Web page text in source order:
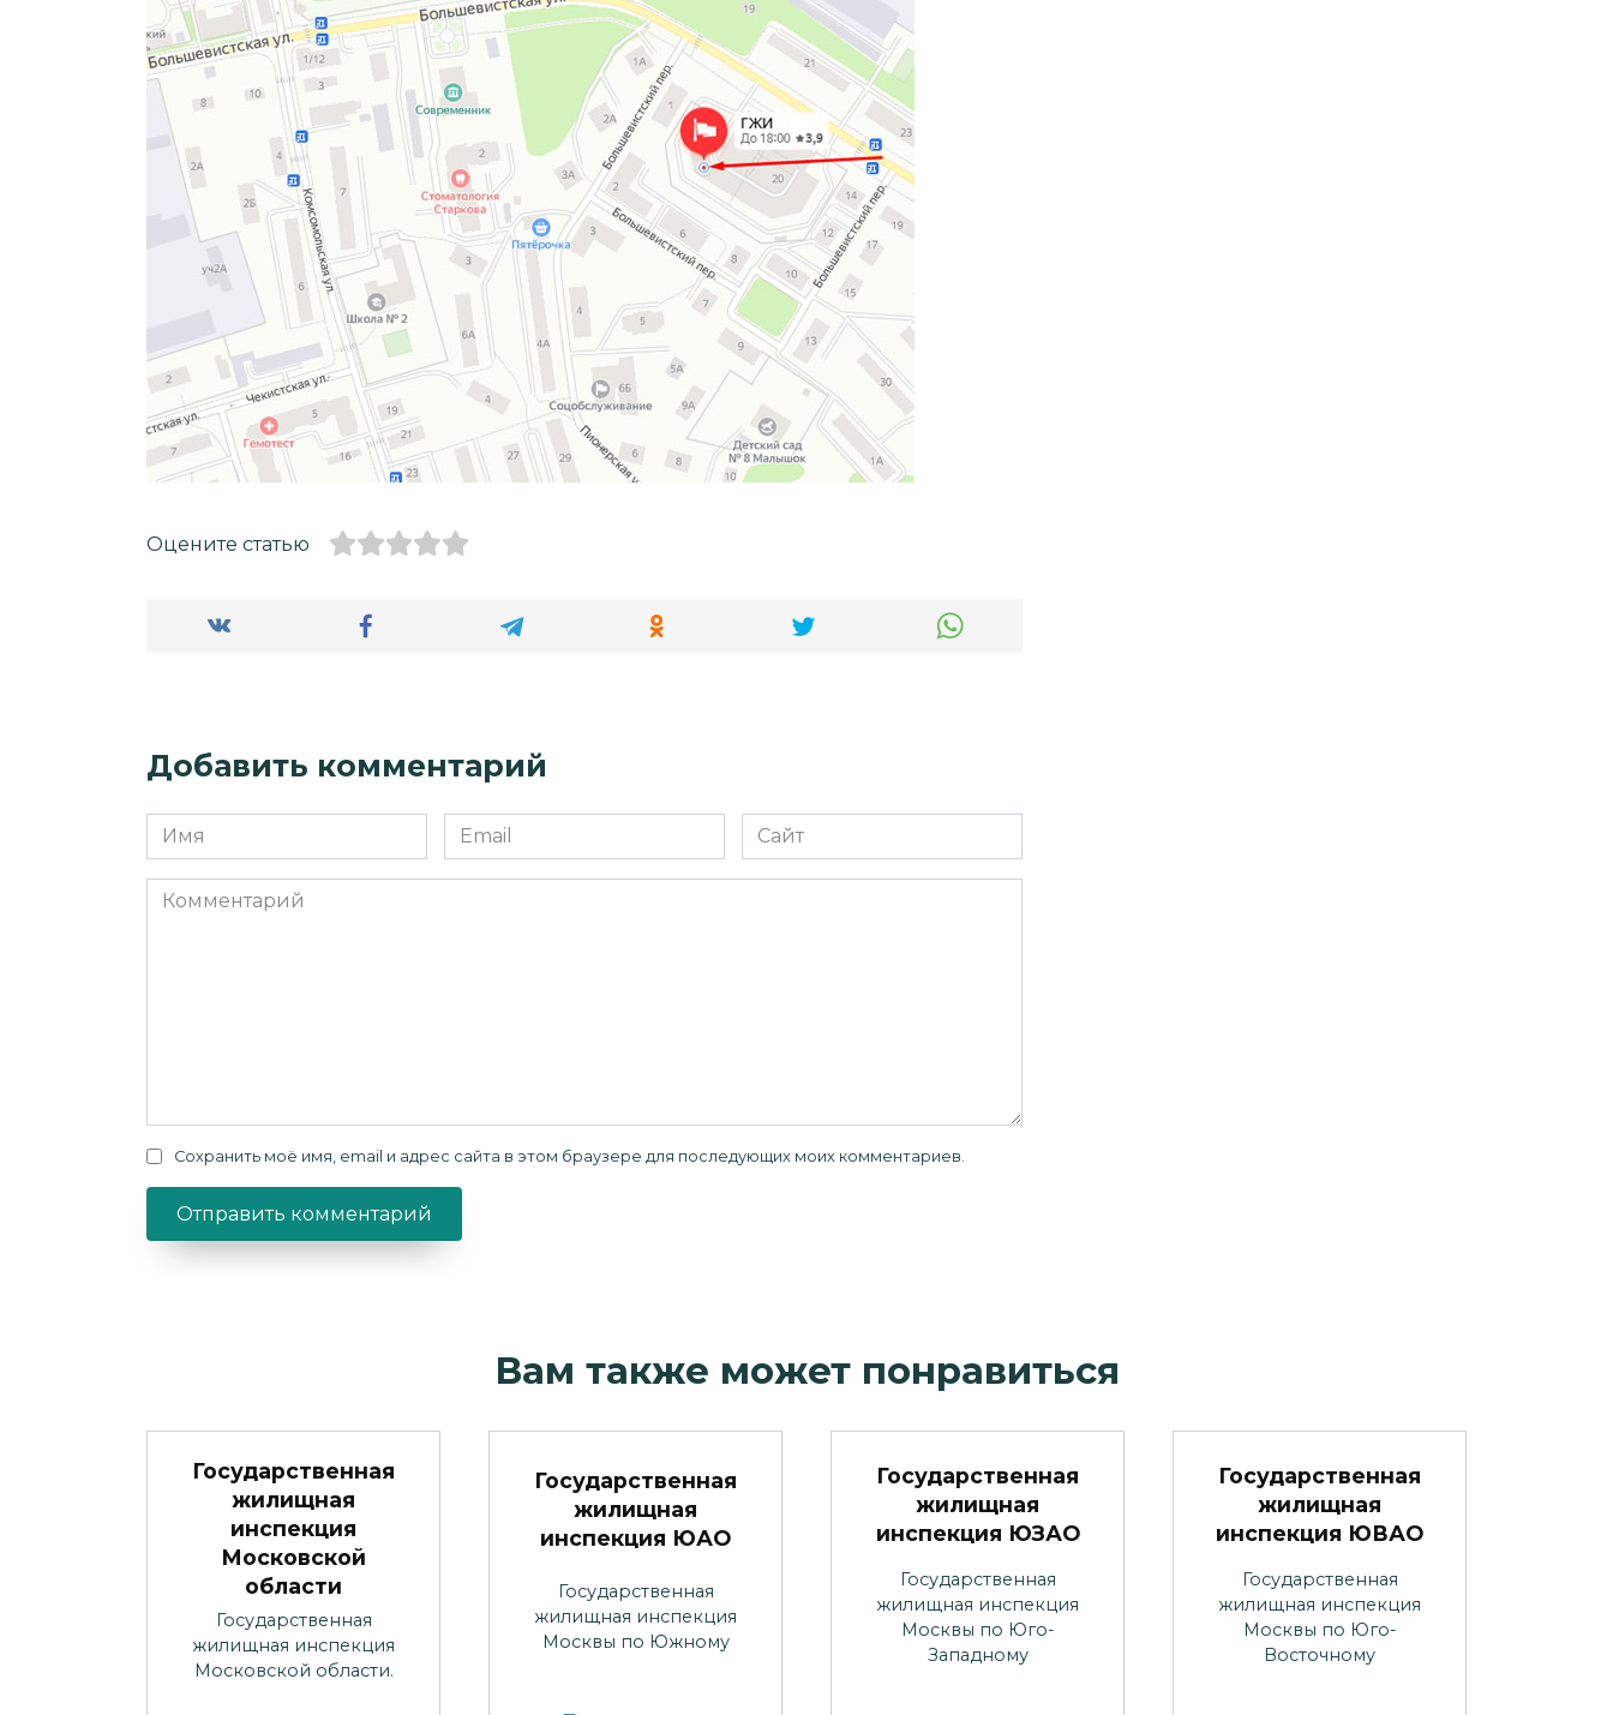
Оцените статью
Добавить комментарий
Имя
*
Email
*
Сайт
Комментарий
Сохранить моё имя, email и адрес сайта в этом браузере для последующих моих комментариев.
Вам также может понравиться
Государственная
жилищная
инспекция
Московской
области
Государственная
жилищная инспекция
Московской области.
Государственная
жилищная
инспекция ЮАО
Государственная
жилищная инспекция
Москвы по Южному
Государственная
жилищная
инспекция ЮЗАО
Государственная
жилищная инспекция
Москвы по Юго-
Западному
Государственная
жилищная
инспекция ЮВАО
Государственная
жилищная инспекция
Москвы по Юго-
Восточному